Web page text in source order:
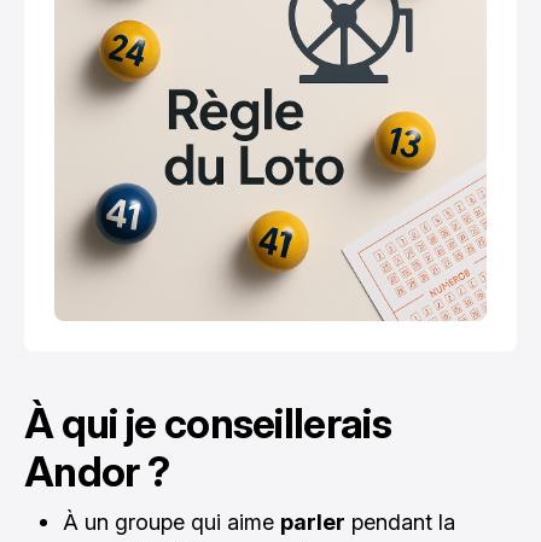
À qui je conseillerais
Andor ?
À un groupe qui aime parler pendant la